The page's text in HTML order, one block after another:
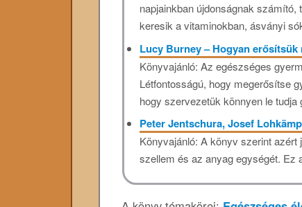
napjainkban újdonságnak
keresik a vitaminokban, ásványi
Lucy Burney – Hogyan
Könyvajánló: Az egészséges
Létfontosságú, hogy megerősítse
hogy szervezetük könnyen le
Peter Jentschura, Josef
Könyvajánló: A könyv szerint
szellem és az anyag egységét. Ez